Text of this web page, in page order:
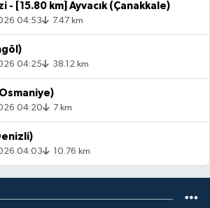
- [15.80 km] Ayvacık (Çanakkale)
04:53 7.47 km
04:25 38.12 km
04:20 7 km
04:03 10.76 km